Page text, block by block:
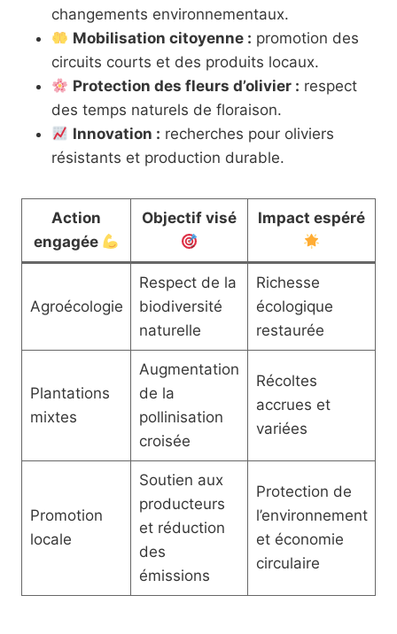
changements environnementaux.
Mobilisation citoyenne : promotion des
circuits courts et des produits locaux.
Protection des fleurs d’olivier : respect
des temps naturels de floraison.
Innovation : recherches pour oliviers
résistants et production durable.
Action
engagée
Objectif visé Impact espéré
Agroécologie
Respect de la
biodiversité
naturelle
Richesse
écologique
restaurée
Plantations
mixtes
Augmentation
de la
pollinisation
croisée
Récoltes
accrues et
variées
Promotion
locale
Soutien aux
producteurs
et réduction
des
émissions
Protection de
l’environnement
et économie
circulaire